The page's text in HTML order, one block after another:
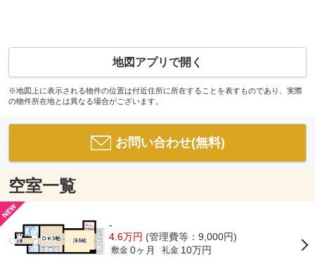
地図アプリで開く
※地図上に表示される物件の位置は付近住所に所在することを表すものであり、実際
の物件所在地とは異なる場合がございます。
お問い合わせ(無料)
空室一覧
-
4.6万円 (管理費等：9,000円)
敷金 0ヶ月 礼金 10万円